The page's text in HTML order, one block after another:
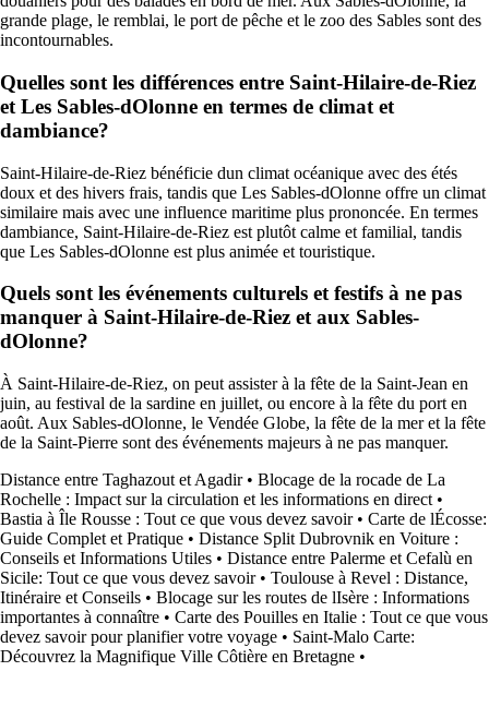
grande plage, le remblai, le port de pêche et le zoo des Sables sont des
incontournables.
Quelles sont les différences entre Saint-Hilaire-de-Riez
et Les Sables-dOlonne en termes de climat et
dambiance?
Saint-Hilaire-de-Riez bénéficie dun climat océanique avec des étés
doux et des hivers frais, tandis que Les Sables-dOlonne offre un climat
similaire mais avec une influence maritime plus prononcée. En termes
dambiance, Saint-Hilaire-de-Riez est plutôt calme et familial, tandis
que Les Sables-dOlonne est plus animée et touristique.
Quels sont les événements culturels et festifs à ne pas
manquer à Saint-Hilaire-de-Riez et aux Sables-
dOlonne?
À Saint-Hilaire-de-Riez, on peut assister à la fête de la Saint-Jean en
juin, au festival de la sardine en juillet, ou encore à la fête du port en
août. Aux Sables-dOlonne, le Vendée Globe, la fête de la mer et la fête
de la Saint-Pierre sont des événements majeurs à ne pas manquer.
Distance entre Taghazout et Agadir• Blocage de la rocade de La
Rochelle : Impact sur la circulation et les informations en direct •
Bastia à Île Rousse : Tout ce que vous devez savoir• Carte de lÉcosse:
Guide Complet et Pratique • Distance Split Dubrovnik en Voiture :
Conseils et Informations Utiles • Distance entre Palerme et Cefalù en
Sicile: Tout ce que vous devez savoir• Toulouse à Revel : Distance,
Itinéraire et Conseils • Blocage sur les routes de lIsère : Informations
importantes à connaître • Carte des Pouilles en Italie : Tout ce que vous
devez savoir pour planifier votre voyage • Saint-Malo Carte:
Découvrez la Magnifique Ville Côtière en Bretagne •